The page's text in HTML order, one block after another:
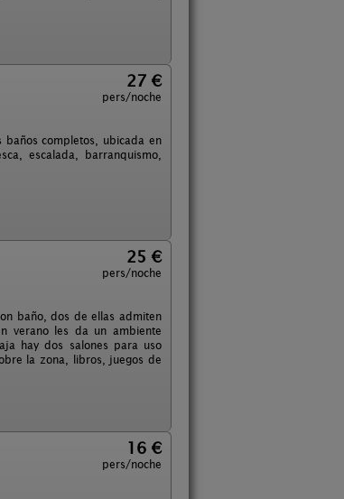
27 €
pers/noche
completos, ubicada en
escalada, barranquismo,
25 €
pers/noche
baño, dos de ellas admiten
verano les da un ambiente
hay dos salones para uso
la zona, libros, juegos de
16 €
pers/noche